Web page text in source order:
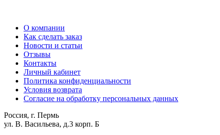
О компании
Как сделать заказ
Новости и статьи
Отзывы
Контакты
Личный кабинет
Политика конфиденциальности
Условия возврата
Согласие на обработку персональных данных
Россия, г. Пермь
ул. В. Васильева, д.3 корп. Б